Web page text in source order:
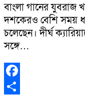
বাংলা গানের
দশকেরও বেশি সময়
চলেছেন। দীর্ঘ
সঙ্গে…
Facebook